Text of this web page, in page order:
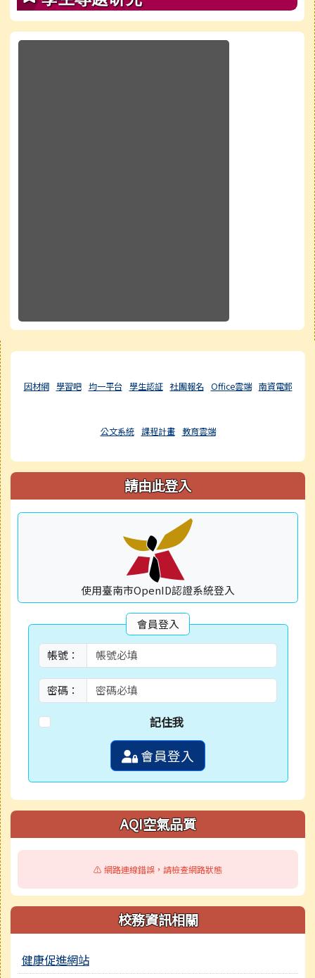
於彈跳視窗觀看：學校line官方好友QRcode
右邊區域內容
因材網 學習吧 均一平台 學生認証 社團報名 Office雲端 南資電郵
公文系統 課程計畫 教育雲端
請由此登入
使用臺南市OpenID認證系統登入
會員登入
帳號：
密碼：
記住我
會員登入
AQI空氣品質
⚠️ 網路連線錯誤，請檢查網路狀態
校務資訊相關
健康促進網站